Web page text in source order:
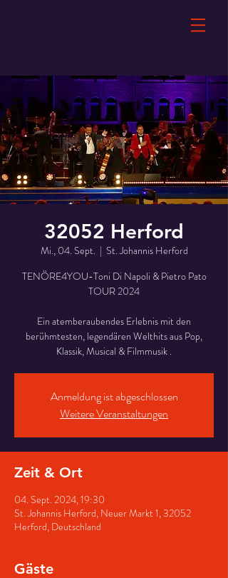
32052 Herford
Mi., 04. Sept.
  |
St. Johannis Herford
TENÖRE4YOU-Toni Di Napoli & Pietro Pato
TOUR 2024
Ein atemberaubendes Erlebnis mit den
berühmtesten, legendären Welthits aus Pop,
Klassik, Musical & Filmmusik .
Anmeldung ist abgeschlossen
Weitere Veranstaltungen
Zeit & Ort
04. Sept. 2024, 19:30
St. Johannis Herford, Neuer Markt 1, 32052
Herford, Deutschland
Gäste